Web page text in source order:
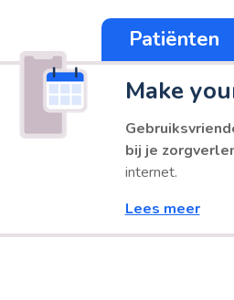
Patiënten
Make
bij je
internet.
Lees meer